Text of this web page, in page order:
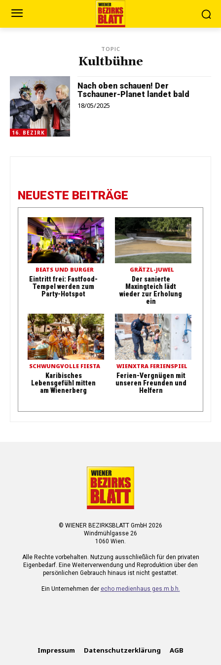
TOPIC
Kultbühne
16. BEZIRK
Nach oben schauen! Der
Tschauner-Planet landet bald
18/05/2025
NEUESTE BEITRÄGE
BEATS UND BURGER
Eintritt frei: Fastfood-
Tempel werden zum
Party-Hotspot
GRÄTZL-JUWEL
Der sanierte
Maxingteich lädt
wieder zur Erholung
ein
SCHWUNGVOLLE FIESTA
Karibisches
Lebensgefühl mitten
am Wienerberg
WIENXTRA FERIENSPIEL
Ferien-Vergnügen mit
unseren Freunden und
Helfern
© WIENER BEZIRKSBLATT GmbH 2026
Windmühlgasse 26
1060 Wien.
Alle Rechte vorbehalten. Nutzung ausschließlich für den privaten
Eigenbedarf. Eine Weiterverwendung und Reproduktion über den
persönlichen Gebrauch hinaus ist nicht gestattet.
Ein Unternehmen der echo medienhaus ges.m.b.h.
Impressum Datenschutzerklärung AGB